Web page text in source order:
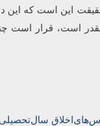
این است که این
چقدر است، قرار است
سال‌تحصیلی‌95-96؛جلسه چهارم